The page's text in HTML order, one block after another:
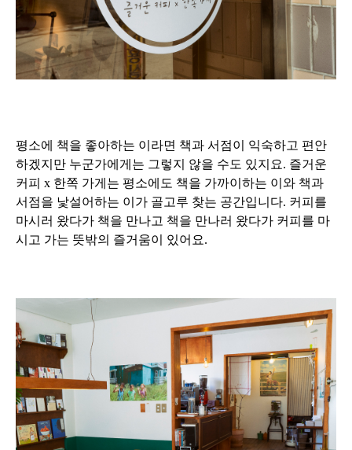
평소에 책을 좋아하는 이라면 책과 서점이 익숙하고 편안
하겠지만 누군가에게는 그렇지 않을 수도 있지요. 즐거운
커피 x 한쪽 가게는 평소에도 책을 가까이하는 이와 책과
서점을 낯설어하는 이가 골고루 찾는 공간입니다. 커피를
마시러 왔다가 책을 만나고 책을 만나러 왔다가 커피를 마
시고 가는 뜻밖의 즐거움이 있어요.